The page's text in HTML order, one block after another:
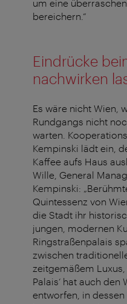
um eine
bereichern.“
Eindrücke
nachwirken
Es wäre nicht Wien,
Rundgangs nicht
warten.
Kempinski lädt ein,
Kaffee aufs Haus
Wille, General
Kempinski:
Quintessenz von
die Stadt ihr
jungen, modernen
Ringstraßenpalais
zwischen
zeitgemäßem
Palais‘ hat auch den
entworfen, in